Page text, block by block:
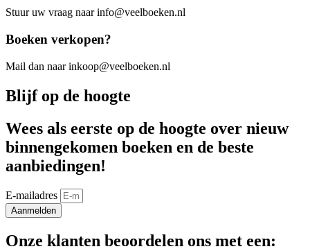
Stuur uw vraag naar info@veelboeken.nl
Boeken verkopen?
Mail dan naar inkoop@veelboeken.nl
Blijf op de hoogte
Wees als eerste op de hoogte over nieuw
binnengekomen boeken en de beste
aanbiedingen!
E-mailadres
Aanmelden
Onze klanten beoordelen ons met een: